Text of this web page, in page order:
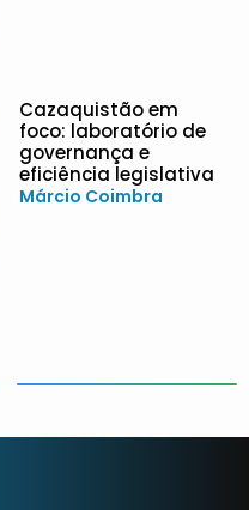
Cazaquistão em
foco: laboratório de
governança e
eficiência legislativa
Márcio Coimbra